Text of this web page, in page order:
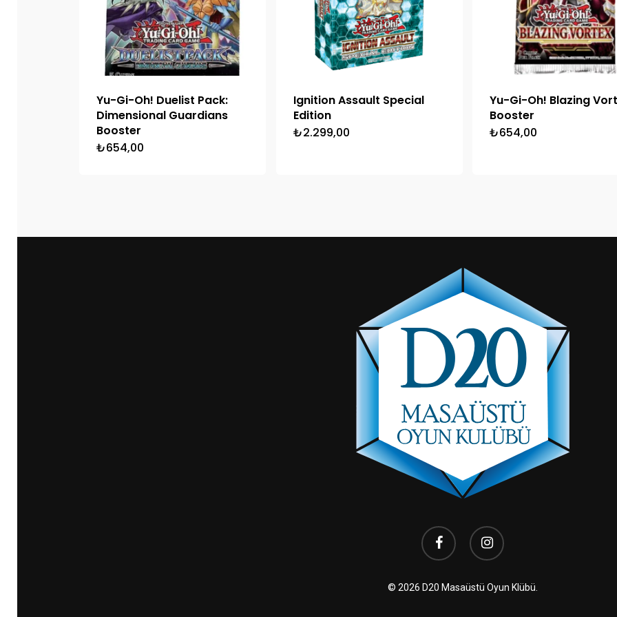
Yu-Gi-Oh! Duelist Pack:
Dimensional Guardians
Booster
₺654,00
Ignition Assault Special
Edition
₺2.299,00
Yu-Gi-Oh! Blazing
Booster
₺654,00
facebook instagram
© 2026 D20 Masaüstü Oyun Klübü.